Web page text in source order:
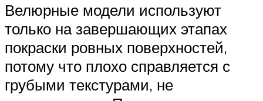
Велюрные модели используют
только на завершающих этапах
покраски ровных поверхностей,
потому что плохо справляется с
грубыми текстурами, не